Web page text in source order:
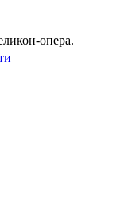
опера.